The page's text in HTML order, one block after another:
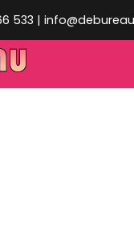
533 |